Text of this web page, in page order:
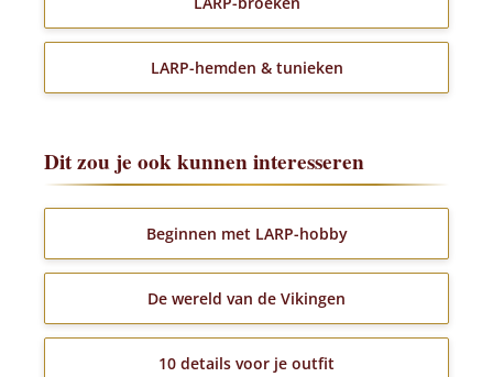
LARP-hemden & tunieken
Dit zou je ook kunnen interesseren
Beginnen met LARP-hobby
De wereld van de Vikingen
10 details voor je outfit